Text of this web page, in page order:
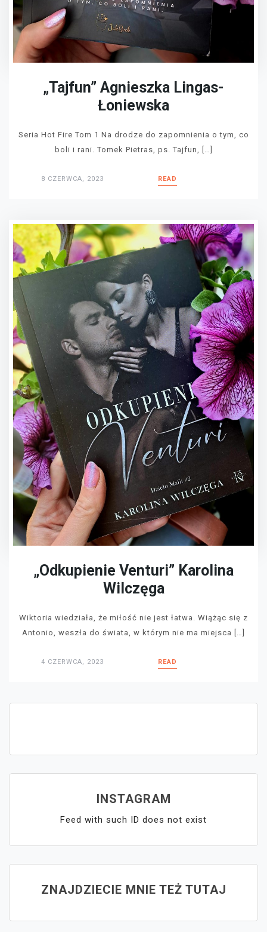
„Tajfun” Agnieszka Lingas-
Łoniewska
Seria Hot Fire Tom 1 Na drodze do zapomnienia o tym, co
boli i rani. Tomek Pietras, ps. Tajfun, […]
8 CZERWCA, 2023 READ
„Odkupienie Venturi” Karolina
Wilczęga
Wiktoria wiedziała, że miłość nie jest łatwa. Wiążąc się z
Antonio, weszła do świata, w którym nie ma miejsca […]
4 CZERWCA, 2023 READ
INSTAGRAM
Feed with such ID does not exist
ZNAJDZIECIE MNIE TEŻ TUTAJ